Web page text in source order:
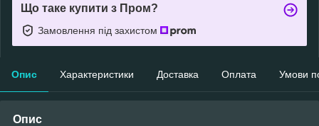
Що таке купити з Пром?
Замовлення під захистом
Опис Характеристики Доставка Оплата Умови
Опис